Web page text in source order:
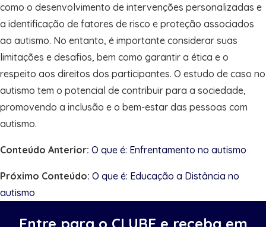
como o desenvolvimento de intervenções personalizadas e
a identificação de fatores de risco e proteção associados
ao autismo. No entanto, é importante considerar suas
limitações e desafios, bem como garantir a ética e o
respeito aos direitos dos participantes. O estudo de caso no
autismo tem o potencial de contribuir para a sociedade,
promovendo a inclusão e o bem-estar das pessoas com
autismo.
Conteúdo Anterior: O que é: Enfrentamento no autismo
Próximo Conteúdo: O que é: Educação a Distância no
autismo
Entre para o CLUBE e receba em